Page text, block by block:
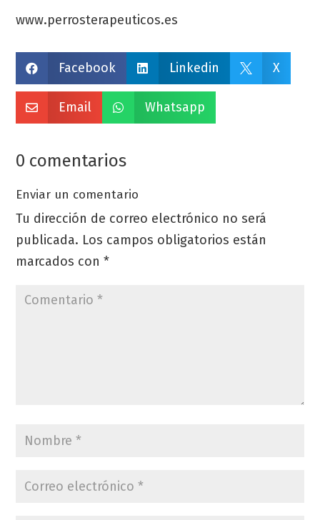
www.perrosterapeuticos.es
 Facebook  Linkedin  X
 Email  Whatsapp
0 comentarios
Enviar un comentario
Tu dirección de correo electrónico no será
publicada. Los campos obligatorios están
marcados con*